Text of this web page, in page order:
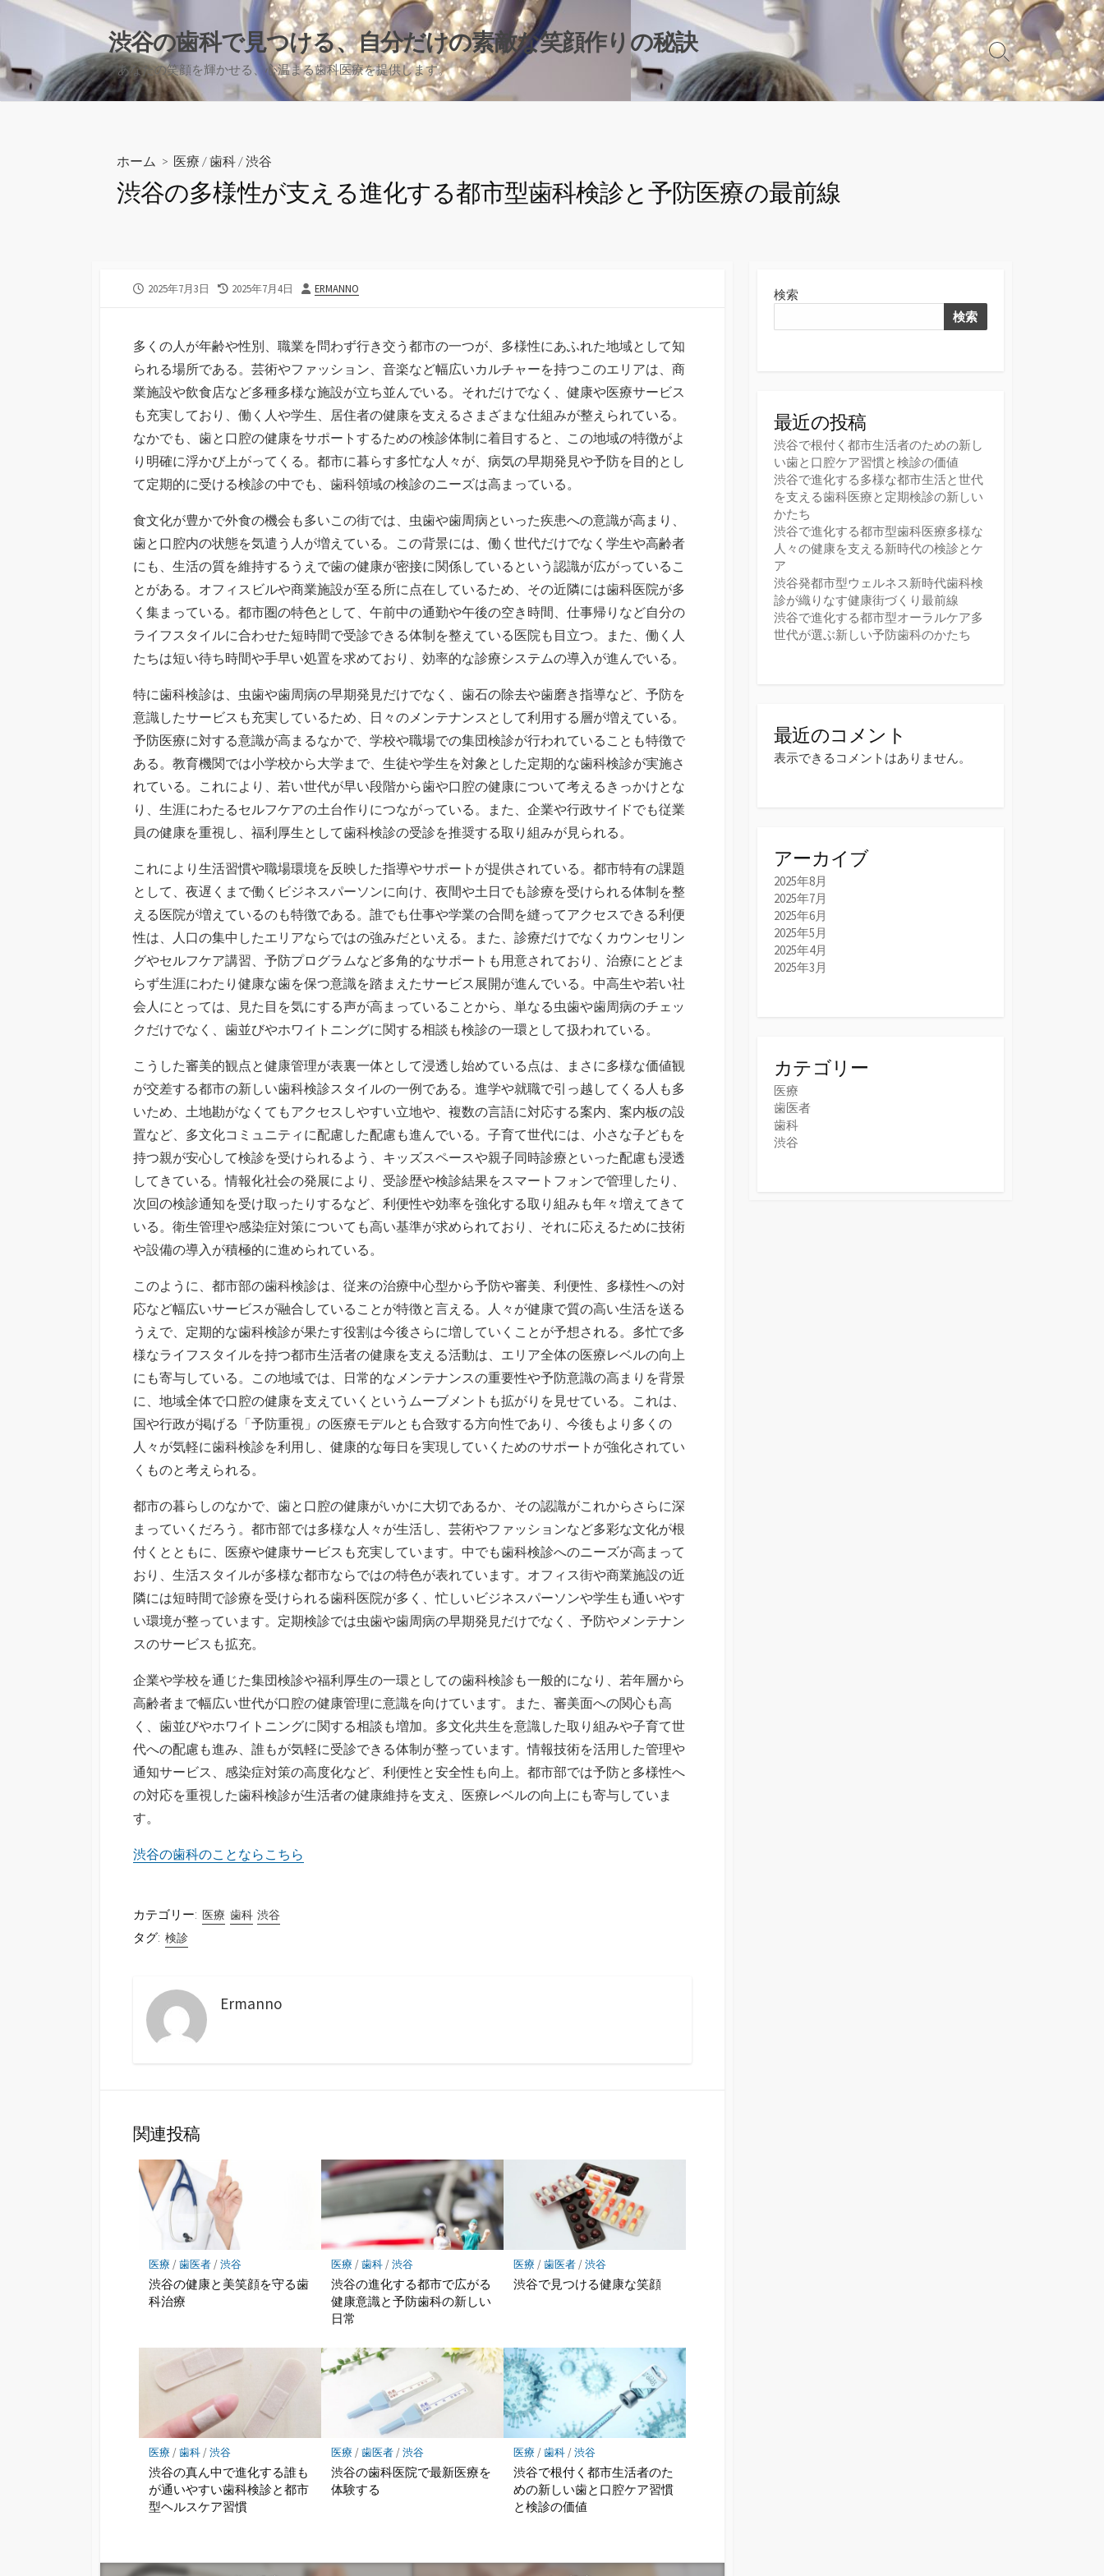
コ
テ
ン
ツ
渋谷の歯科で見つける、自分だけの素敵な笑顔作りの秘訣
あなたの笑顔を輝かせる、心温まる歯科医療を提供します。
検
索
切
ホーム > 医療 /歯科 /渋谷
渋谷の多様性が支える進化する都市型歯科検診と予防医療の最前線
公
2025年7月3日
最
日
2025年7月4日
投
ERMANNO
多くの人が年齢や性別、職業を問わず行き交う都市の一つが、多様性にあふれた地域として知
られる場所である。 芸術やファッション、音楽など幅広いカルチャーを持つこのエリアは、商
業施設や飲食店など多種多様な施設が立ち並んでいる。それだけでなく、健康や医療サービス
も充実しており、働く人や学生、居住者の健康を支えるさまざまな仕組みが整えられている。
なかでも、歯と口腔の健康をサポートするための検診体制に着目すると、この地域の特徴がよ
り明確に浮かび上がってくる。都市に暮らす多忙な人々が、病気の早期発見や予防を目的とし
て定期的に受ける検診の中でも、歯科領域の検診のニーズは高まっている。
食文化が豊かで外食の機会も多いこの街では、虫歯や歯周病といった疾患への意識が高まり、
歯と口腔内の状態を気遣う人が増えている。この背景には、働く世代だけでなく学生や高齢者
にも、生活の質を維持するうえで歯の健康が密接に関係しているという認識が広がっているこ
とがある。オフィスビルや商業施設が至る所に点在しているため、その近隣には歯科医院が多
く集まっている。都市圏の特色として、午前中の通勤や午後の空き時間、仕事帰りなど自分の
ライフスタイルに合わせた短時間で受診できる体制を整えている医院も目立つ。また、働く人
たちは短い待ち時間や手早い処置を求めており、効率的な診療システムの導入が進んでいる。
特に歯科検診は、虫歯や歯周病の早期発見だけでなく、歯石の除去や歯磨き指導など、予防を
意識したサービスも充実しているため、日々のメンテナンスとして利用する層が増えている。
予防医療に対する意識が高まるなかで、学校や職場での集団検診が行われていることも特徴で
ある。教育機関では小学校から大学まで、生徒や学生を対象とした定期的な歯科検診が実施さ
れている。これにより、若い世代が早い段階から歯や口腔の健康について考えるきっかけとな
り、生涯にわたるセルフケアの土台作りにつながっている。また、企業や行政サイドでも従業
員の健康を重視し、福利厚生として歯科検診の受診を推奨する取り組みが見られる。
これにより生活習慣や職場環境を反映した指導やサポートが提供されている。都市特有の課題
として、夜遅くまで働くビジネスパーソンに向け、夜間や土日でも診療を受けられる体制を整
える医院が増えているのも特徴である。誰でも仕事や学業の合間を縫ってアクセスできる利便
性は、人口の集中したエリアならではの強みだといえる。また、診療だけでなくカウンセリン
グやセルフケア講習、予防プログラムなど多角的なサポートも用意されており、治療にとどま
らず生涯にわたり健康な歯を保つ意識を踏まえたサービス展開が進んでいる。中高生や若い社
会人にとっては、見た目を気にする声が高まっていることから、単なる虫歯や歯周病のチェッ
クだけでなく、歯並びやホワイトニングに関する相談も検診の一環として扱われている。
こうした審美的観点と健康管理が表裏一体として浸透し始めている点は、まさに多様な価値観
が交差する都市の新しい歯科検診スタイルの一例である。進学や就職で引っ越してくる人も多
いため、土地勘がなくてもアクセスしやすい立地や、複数の言語に対応する案内、案内板の設
置など、多文化コミュニティに配慮した配慮も進んでいる。子育て世代には、小さな子どもを
持つ親が安心して検診を受けられるよう、キッズスペースや親子同時診療といった配慮も浸透
してきている。情報化社会の発展により、受診歴や検診結果をスマートフォンで管理したり、
次回の検診通知を受け取ったりするなど、利便性や効率を強化する取り組みも年々増えてきて
いる。衛生管理や感染症対策についても高い基準が求められており、それに応えるために技術
や設備の導入が積極的に進められている。
このように、都市部の歯科検診は、従来の治療中心型から予防や審美、利便性、多様性への対
応など幅広いサービスが融合していることが特徴と言える。人々が健康で質の高い生活を送る
うえで、定期的な歯科検診が果たす役割は今後さらに増していくことが予想される。多忙で多
様なライフスタイルを持つ都市生活者の健康を支える活動は、エリア全体の医療レベルの向上
にも寄与している。この地域では、日常的なメンテナンスの重要性や予防意識の高まりを背景
に、地域全体で口腔の健康を支えていくというムーブメントも拡がりを見せている。これは、
国や行政が掲げる「予防重視」の医療モデルとも合致する方向性であり、今後もより多くの
人々が気軽に歯科検診を利用し、健康的な毎日を実現していくためのサポートが強化されてい
くものと考えられる。
都市の暮らしのなかで、歯と口腔の健康がいかに大切であるか、その認識がこれからさらに深
まっていくだろう。都市部では多様な人々が生活し、芸術やファッションなど多彩な文化が根
付くとともに、医療や健康サービスも充実しています。中でも歯科検診へのニーズが高まって
おり、生活スタイルが多様な都市ならではの特色が表れています。オフィス街や商業施設の近
隣には短時間で診療を受けられる歯科医院が多く、忙しいビジネスパーソンや学生も通いやす
い環境が整っています。定期検診では虫歯や歯周病の早期発見だけでなく、予防やメンテナン
スのサービスも拡充。
企業や学校を通じた集団検診や福利厚生の一環としての歯科検診も一般的になり、若年層から
高齢者まで幅広い世代が口腔の健康管理に意識を向けています。また、審美面への関心も高
く、歯並びやホワイトニングに関する相談も増加。多文化共生を意識した取り組みや子育て世
代への配慮も進み、誰もが気軽に受診できる体制が整っています。情報技術を活用した管理や
通知サービス、感染症対策の高度化など、利便性と安全性も向上。都市部では予防と多様性へ
の対応を重視した歯科検診が生活者の健康維持を支え、医療レベルの向上にも寄与していま
す。
渋谷の歯科のことならこちら
カテゴリー: 医療 歯科 渋谷
タグ: 検診
Ermanno
関連投稿
医療/歯医者/渋谷
渋谷の健康と美笑顔を守る歯
科治療
医療/歯科/渋谷
渋谷の進化する都市で広がる
健康意識と予防歯科の新しい
日常
医療/歯医者/渋谷
渋谷で見つける健康な笑顔
医療/歯科/渋谷
渋谷の真ん中で進化する誰も
が通いやすい歯科検診と都市
型ヘルスケア習慣
医療/歯医者/渋谷
渋谷の歯科医院で最新医療を
体験する
医療/歯科/渋谷
渋谷で根付く都市生活者のた
めの新しい歯と口腔ケア習慣
と検診の価値
検索
検索
最近の投稿
渋谷で根付く都市生活者のための新し
い歯と口腔ケア習慣と検診の価値
渋谷で進化する多様な都市生活と世代
を支える歯科医療と定期検診の新しい
かたち
渋谷で進化する都市型歯科医療多様な
人々の健康を支える新時代の検診とケ
ア
渋谷発都市型ウェルネス新時代歯科検
診が織りなす健康街づくり最前線
渋谷で進化する都市型オーラルケア多
世代が選ぶ新しい予防歯科のかたち
最近のコメント
表示できるコメントはありません。
アーカイブ
2025年8月
2025年7月
2025年6月
2025年5月
2025年4月
2025年3月
カテゴリー
医療
歯医者
歯科
渋谷